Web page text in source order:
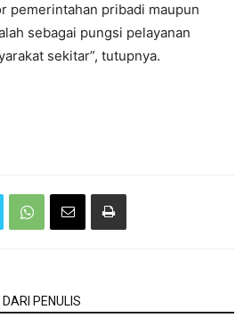
pemerintahan pribadi maupun
sebagai pungsi pelayanan
sekitar”, tutupnya.
DARI PENULIS